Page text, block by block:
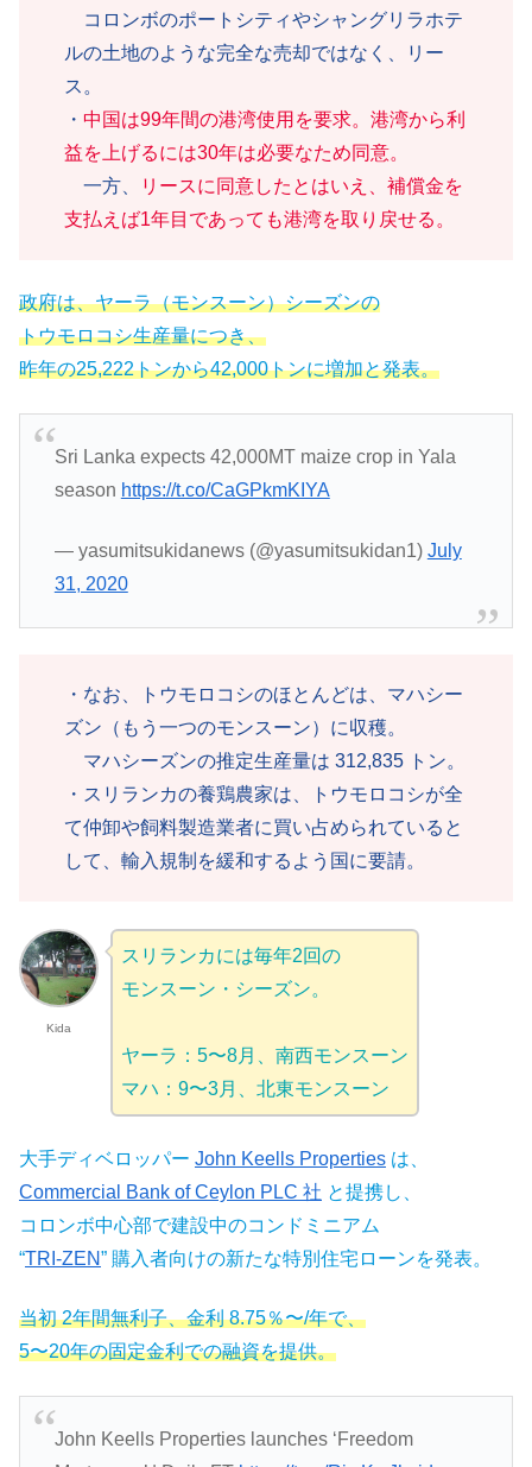
コロンボのポートシティやシャングリラホテ
ルの土地のような完全な売却ではなく、リー
ス。
・ 中国は99年間の港湾使用を要求。港湾から利
益を上げるには30年は必要なため同意。
一方、
リースに同意したとはいえ、補償金を
支払えば1年目であっても港湾を取り戻せる。
政府は、ヤーラ（モンスーン）シーズンの
トウモロコシ生産量につき、
昨年の25,222トンから42,000トンに増加と発表。
Sri Lanka expects 42,000MT maize crop in Yala
season https://t.co/CaGPkmKIYA
— yasumitsukidanews (@yasumitsukidan1) July
31, 2020
・なお、トウモロコシのほとんどは、マハシー
ズン（もう一つのモンスーン）に収穫。
マハシーズンの推定生産量は 312,835 トン。
・スリランカの養鶏農家は、トウモロコシが全
て仲卸や飼料製造業者に買い占められていると
して、輸入規制を緩和するよう国に要請。
Kida
スリランカには毎年2回の
モンスーン・シーズン。
ヤーラ：5〜8月、南西モンスーン
マハ：9〜3月、北東モンスーン
大手ディベロッパー John Keells Properties は、
Commercial Bank of Ceylon PLC 社 と提携し、
コロンボ中心部で建設中のコンドミニアム
“TRI-ZEN” 購入者向けの新たな特別住宅ローンを発表。
当初 2年間無利子、金利 8.75％〜/年で、
5〜20年の固定金利での融資を提供。
John Keells Properties launches ‘Freedom